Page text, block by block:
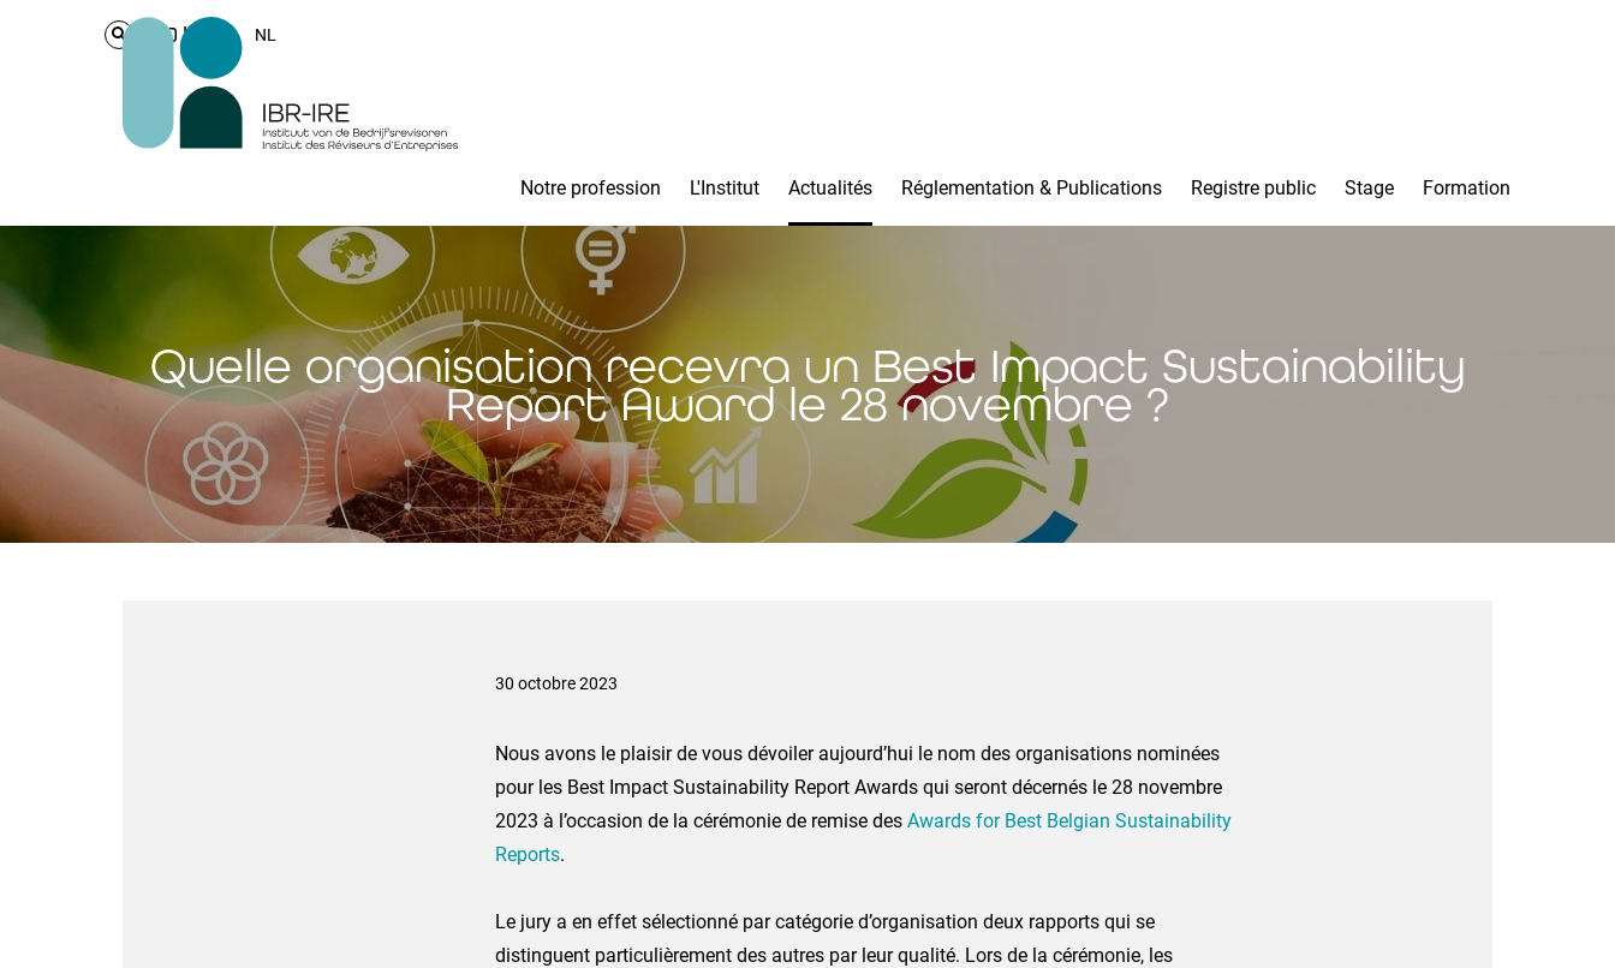
Login NL
Notre profession L'Institut Actualités Réglementation & Publications Registre public Stage Formation
Quelle organisation recevra un Best Impact Sustainability
Report Award le 28 novembre ?
30 octobre 2023
Nous avons le plaisir de vous dévoiler aujourd’hui le nom des organisations nominées
pour les Best Impact Sustainability Report Awards qui seront décernés le 28 novembre
2023 à l’occasion de la cérémonie de remise des Awards for Best Belgian Sustainability
Reports.
Le jury a en effet sélectionné par catégorie d’organisation deux rapports qui se
distinguent particulièrement des autres par leur qualité. Lors de la cérémonie, les